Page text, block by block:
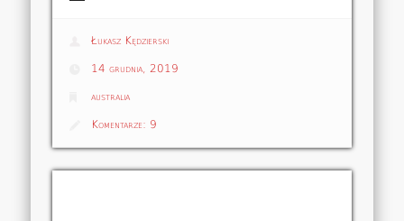
Łukasz Kędzierski
14 grudnia, 2019
australia
Komentarze: 9